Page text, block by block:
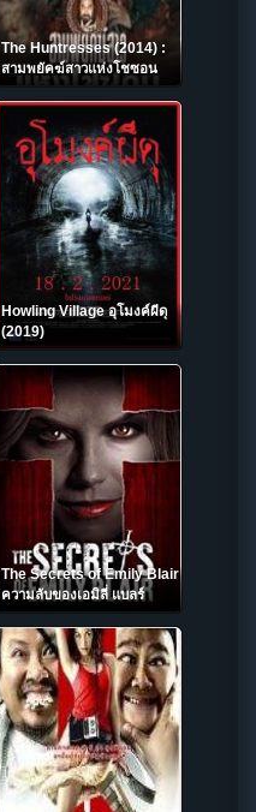
The Huntresses (2014) :
สามพยัคฆ์สาวแห่งโชซอน
Howling Village อุโมงค์ผีดุ
(2019)
The Secrets of Emily Blair
ความลับของเอมิลี่ แบลร์
(2016) NETFLIX บรรยาย
ไทย